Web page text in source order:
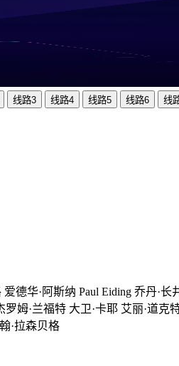
线路3 线路4 线路5 线路6 线
德华·阿斯纳 Paul Eiding 乔丹·
罗姆·兰福特 大卫·卡耶 艾丽·道
·拉森贝格